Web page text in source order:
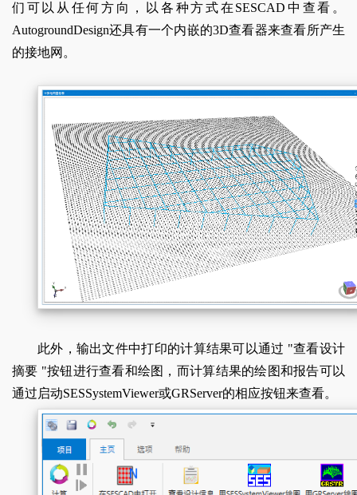
们可以从任何方向，以各种方式在SESCAD中查看。
AutogroundDesign还具有一个内嵌的3D查看器来查看所产生
的接地网。
此外，输出文件中打印的计算结果可以通过 "查看设计
摘要 "按钮进行查看和绘图，而计算结果的绘图和报告可以
通过启动SESSystemViewer或GRServer的相应按钮来查看。